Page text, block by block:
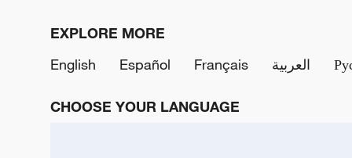
EXPLORE MORE
English
Español Français العربية
CHOOSE YOUR LANGUAGE